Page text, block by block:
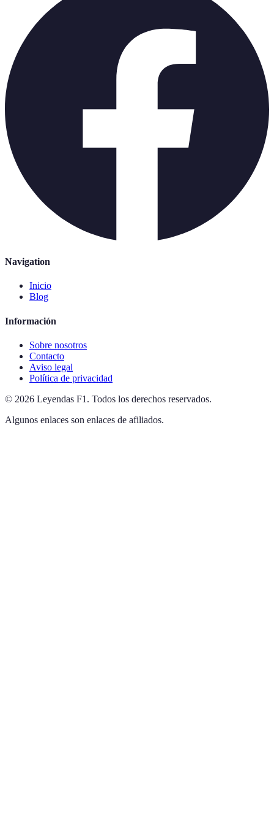
Navigation
Inicio
Blog
Información
Sobre nosotros
Contacto
Aviso legal
Política de privacidad
© 2026 Leyendas F1 . Todos los derechos reservados.
Algunos enlaces son enlaces de afiliados.